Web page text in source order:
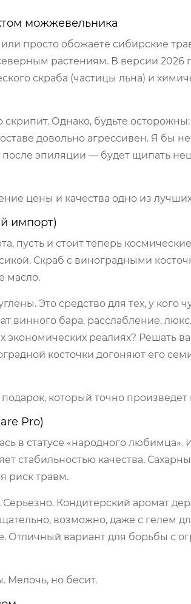
можжевельника
просто обожаете сибирские
растениям. В версии 2026
скраба (частицы льна) и
скрипит. Однако, будьте
довольно агрессивен. Я бы
эпиляции — будет щипать
цены и качества одно из
импорт)
пусть и стоит теперь
Скраб с виноградными
масло.
Это средство для тех, у кого
винного бара, расслабление,
экономических реалиях? Решать
косточки догоняют его
который точно произведет
Pro)
в статусе «народного любимца».
стабильностью качества.
риск травм.
Серьезно. Кондитерский аромат
возможно, даже с гелем
Отличный вариант для борьбы с
Мелочь, но бесит.